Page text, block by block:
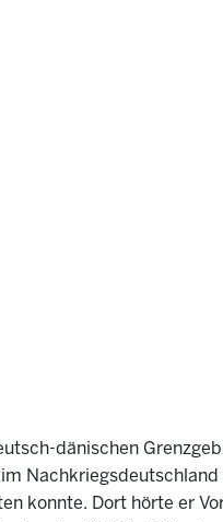
dänischen
Nachkriegsdeutschland
konnte. Dort hörte er